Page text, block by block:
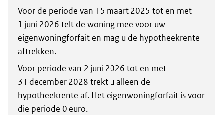
Voor de periode van 15 maart 2025 tot en met
1 juni 2026 telt de woning mee voor uw
eigenwoningforfait en mag u de hypotheekrente
aftrekken.
Voor periode van 2 juni 2026 tot en met
31 december 2028 trekt u alleen de
hypotheekrente af. Het eigenwoningforfait is voor
die periode 0 euro.